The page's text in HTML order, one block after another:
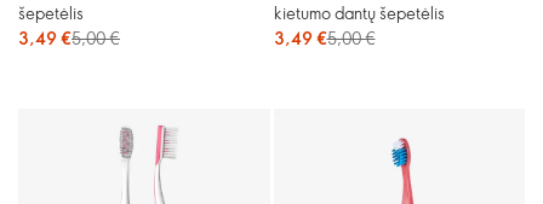
šepetėlis
3,49 €5,00 €
kietumo dantų šepetėlis
3,49 €5,00 €